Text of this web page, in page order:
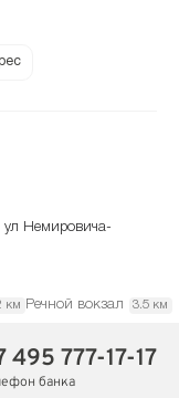
ул Немировича-
км Речной вокзал 3.5 км
495 777-17-17
банка